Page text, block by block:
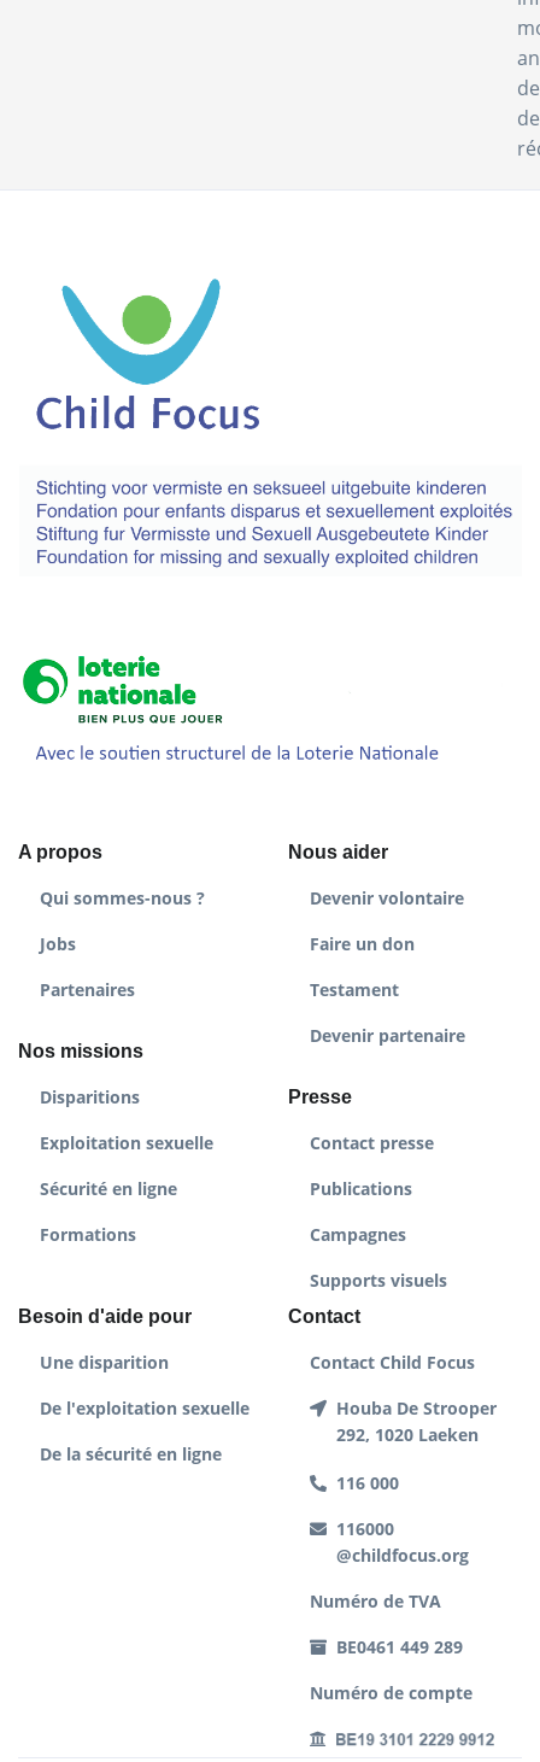
A propos
Qui sommes-nous ?
Jobs
Partenaires
Nos missions
Disparitions
Exploitation sexuelle
Sécurité en ligne
Formations
Nous aider
Devenir volontaire
Faire un don
Testament
Devenir partenaire
Presse
Contact presse
Publications
Campagnes
Supports visuels
Besoin d'aide pour
Une disparition
De l'exploitation sexuelle
De la sécurité en ligne
Contact
Contact Child Focus
Houba De Strooper
292, 1020 Laeken
116 000
116000
@childfocus.org
Numéro de TVA
BE0461 449 289
Numéro de compte